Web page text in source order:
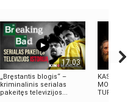
17:03
„Bręstantis blogis“ –
kriminalinis serialas
pakeitęs televizijos...
KAS
TURIME